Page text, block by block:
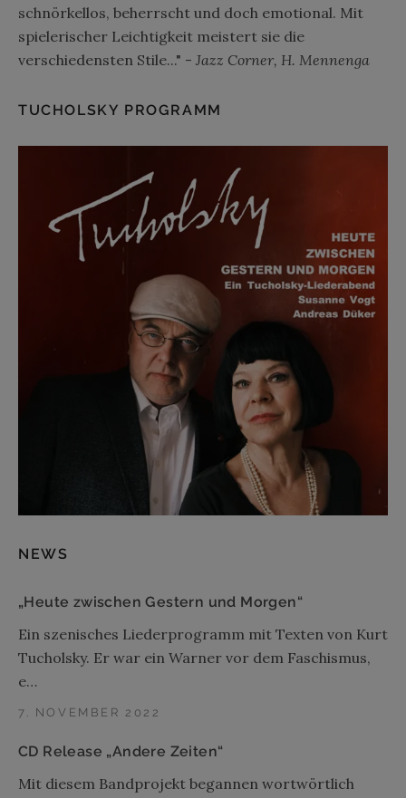
schnörkellos, beherrscht und doch emotional. Mit
spielerischer Leichtigkeit meistert sie die
verschiedensten Stile..." - Jazz Corner, H. Mennenga
TUCHOLSKY PROGRAMM
NEWS
„Heute zwischen Gestern und Morgen“
7. NOVEMBER 2022
Ein szenisches Liederprogramm mit Texten von Kurt
Tucholsky. Er war ein Warner vor dem Faschismus,
e…
CD Release „Andere Zeiten“
Mit diesem Bandprojekt begannen wortwörtlich